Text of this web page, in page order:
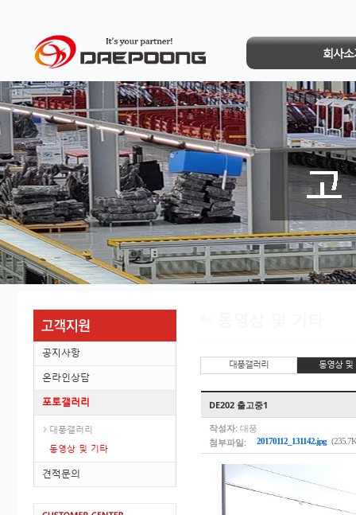
회사
공지사항
온라인상담
포토갤러리
대풍갤러리
동영상 및 기타
견적문의
대풍갤러리 동영상 및
DE202 출고중1
작성자: 대풍
첨부파일:
20170112_131142.jpg